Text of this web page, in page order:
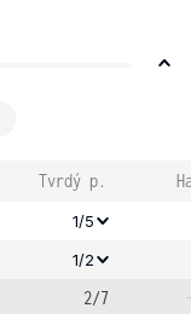
Tvrdý p.
1/5
1/2
2/7